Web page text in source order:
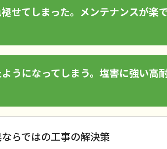
せてしまった。メンテナンスが楽
うになってしまう。塩害に強い高
らではの工事の解決策